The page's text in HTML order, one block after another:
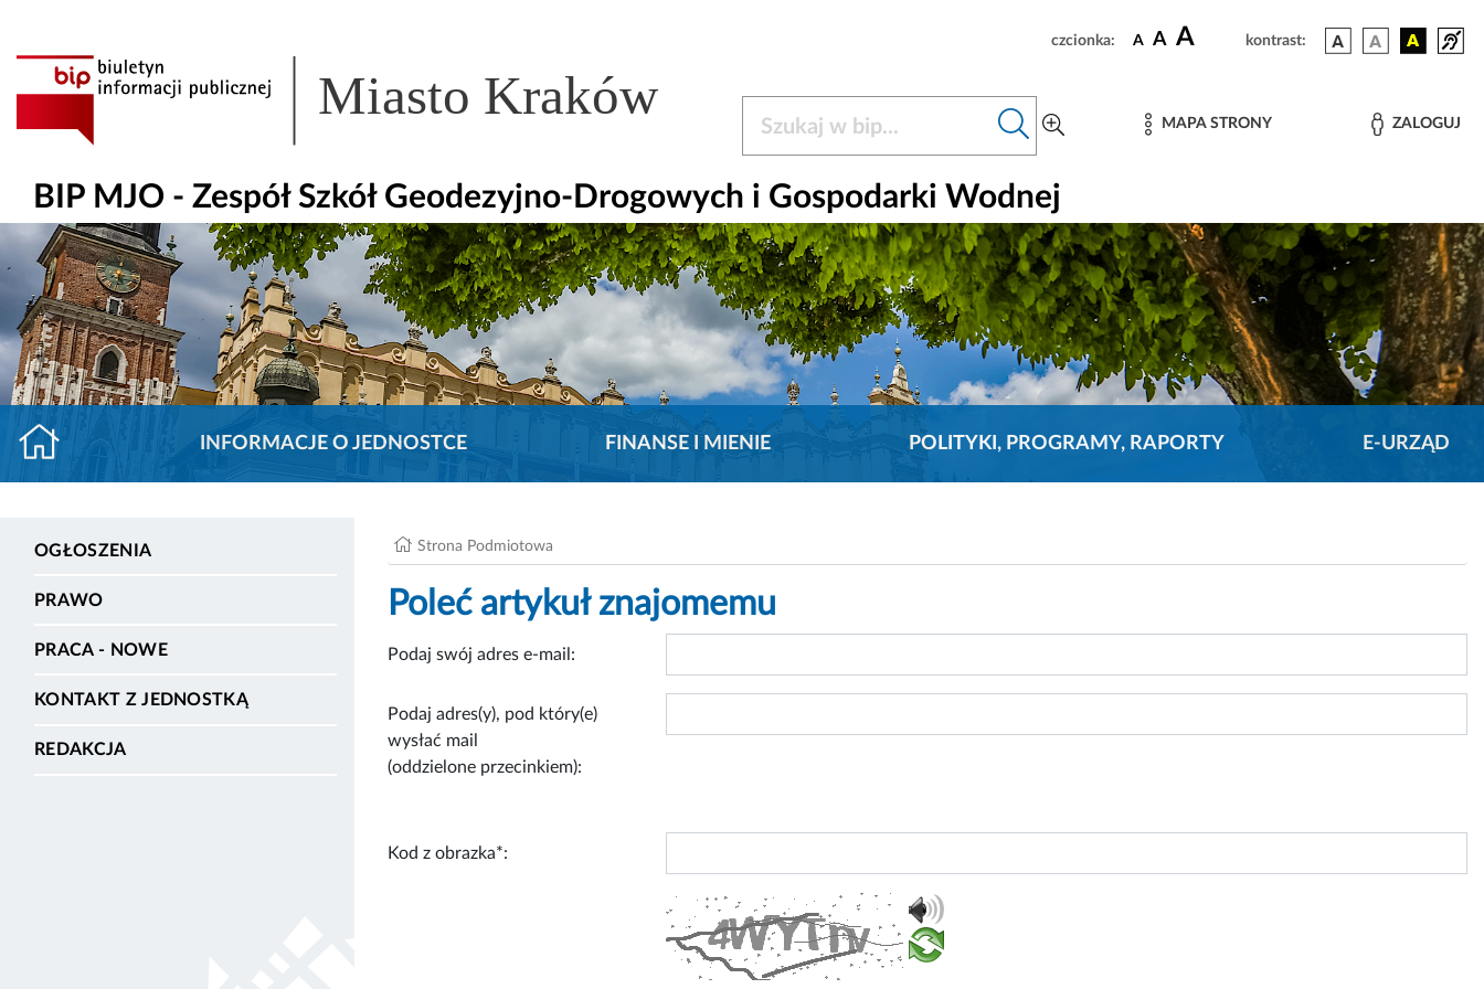
czcionka: A A A kontrast:
Miasto Kraków MAPA STRONY ZALOGUJ
BIP MJO - Zespół Szkół Geodezyjno-Drogowych i Gospodarki Wodnej
INFORMACJE O JEDNOSTCE FINANSE I MIENIE POLITYKI, PROGRAMY, RAPORTY E-URZĄD
OGŁOSZENIA
PRAWO
PRACA - NOWE
KONTAKT Z JEDNOSTKĄ
REDAKCJA
Strona Podmiotowa
Poleć artykuł znajomemu
Podaj swój adres e-mail:
Podaj adres(y), pod który(e)
wysłać mail
(oddzielone przecinkiem):
Kod z obrazka*: